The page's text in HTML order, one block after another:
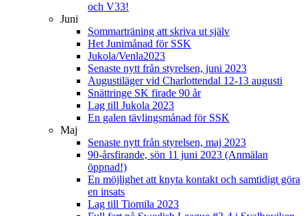
och V33!
Juni
Sommarträning att skriva ut själv
Het Junimånad för SSK
Jukola/Venla2023
Senaste nytt från styrelsen, juni 2023
Augustiläger vid Charlottendal 12-13 augusti
Snättringe SK firade 90 år
Lag till Jukola 2023
En galen tävlingsmånad för SSK
Maj
Senaste nytt från styrelsen, maj 2023
90-årsfirande, sön 11 juni 2023 (Anmälan
öppnad!)
En möjlighet att knyta kontakt och samtidigt göra
en insats
Lag till Tiomila 2023